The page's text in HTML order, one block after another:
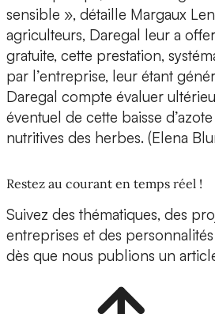
sensible », détaille Margaux
agriculteurs, Daregal leur a
gratuite, cette prestation,
par l’entreprise, leur étant
Daregal compte évaluer
éventuel de cette baisse
nutritives des herbes. (Elena
Restez au courant en temps réel !
Suivez des thématiques, des
entreprises et des
dès que nous publions un